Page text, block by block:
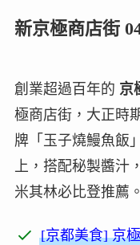
新京極商店街
創業超過百年的 京
極商店街，大正時
牌「玉子燒鰻魚飯
上，搭配秘製醬汁
米其林必比登推薦。
[京都美食] 京